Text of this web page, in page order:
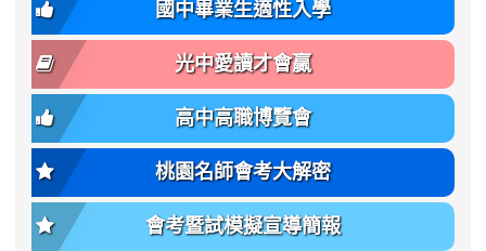
body-
font-
size);
font-
weight:
var(-
-
bs-
body-
var(-
-
bs-
body-
font-
size);
font-
weight:
var(-
國中畢業生適性入學
光中愛讀才會贏
高中高職博覽會
桃園名師會考大解密
會考暨試模擬宣導簡報